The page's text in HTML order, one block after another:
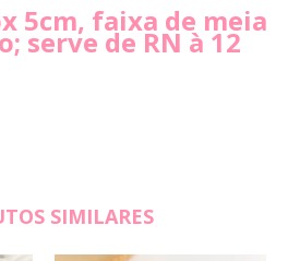
5cm, faixa de meia
serve de RN à 12
SIMILARES